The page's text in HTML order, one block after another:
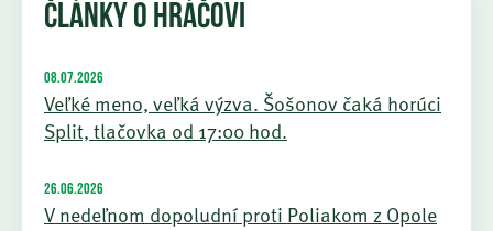
ČLÁNKY O HRÁČOVI
08.07.2026
Veľké meno, veľká výzva. Šošonov čaká horúci
Split, tlačovka od 17:00 hod.
26.06.2026
V nedeľnom dopoludní proti Poliakom z Opole